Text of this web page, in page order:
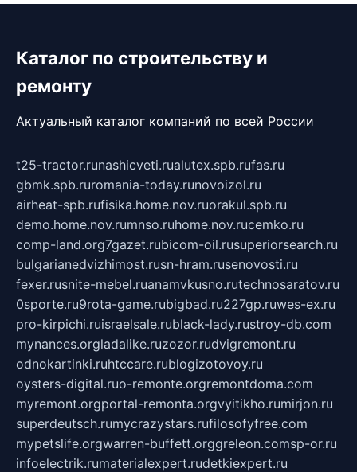
Каталог по строительству и
ремонту
Актуальный каталог компаний по всей России
t25-tractor.runashicveti.rualutex.spb.rufas.ru
gbmk.spb.ruromania-today.runovoizol.ru
airheat-spb.rufisika.home.nov.ruorakul.spb.ru
demo.home.nov.rumnso.ruhome.nov.rucemko.ru
comp-land.org7gazet.rubicom-oil.rusuperiorsearch.ru
bulgarianedvizhimost.rusn-hram.rusenovosti.ru
fexer.rusnite-mebel.ruanamvkusno.rutechnosaratov.ru
0sporte.ru9rota-game.rubigbad.ru227gp.ruwes-ex.ru
pro-kirpichi.ruisraelsale.rublack-lady.rustroy-db.com
mynances.orgladalike.ruzozor.rudvigremont.ru
odnokartinki.ruhtccare.rublogizotovoy.ru
oysters-digital.ruo-remonte.orgremontdoma.com
myremont.orgportal-remonta.orgvyitikho.rumirjon.ru
superdeutsch.rumycrazystars.rufilosofyfree.com
mypetslife.orgwarren-buffett.orggreleon.comsp-or.ru
infoelectrik.rumaterialexpert.rudetkiexpert.ru